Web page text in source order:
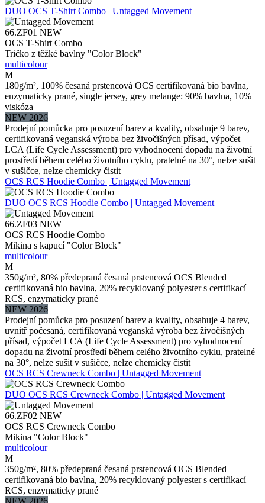
DUO OCS T-Shirt Combo | Untagged Movement
66.ZF01 NEW
OCS T-Shirt Combo
Tričko z těžké bavlny "Color Block"
multicolour
M
180g/m², 100% česaná prstencová OCS certifikovaná bio bavlna,
enzymaticky prané, single jersey, grey melange: 90% bavlna, 10%
viskóza
NEW 2026
Prodejní pomůcka pro posuzení barev a kvality, obsahuje 9 barev,
certifikovaná veganská výroba bez živočišných přísad, výpočet
LCA (Life Cycle Assessment) pro vyhodnocení dopadu na životní
prostředí během celého životního cyklu, pratelné na 30°, nelze sušit
v sušičce, nelze chemicky čistit
OCS RCS Hoodie Combo | Untagged Movement
DUO OCS RCS Hoodie Combo | Untagged Movement
66.ZF03 NEW
OCS RCS Hoodie Combo
Mikina s kapucí "Color Block"
multicolour
M
350g/m², 80% předepraná česaná prstencová OCS Blended
certifikovaná bio bavlna, 20% recyklovaný polyester s certifikací
RCS, enzymaticky prané
NEW 2026
Prodejní pomůcka pro posuzení barev a kvality, obsahuje 4 barev,
uvnitř počesaná, certifikovaná veganská výroba bez živočišných
přísad, výpočet LCA (Life Cycle Assessment) pro vyhodnocení
dopadu na životní prostředí během celého životního cyklu, pratelné
na 30°, nelze sušit v sušičce, nelze chemicky čistit
OCS RCS Crewneck Combo | Untagged Movement
DUO OCS RCS Crewneck Combo | Untagged Movement
66.ZF02 NEW
OCS RCS Crewneck Combo
Mikina "Color Block"
multicolour
M
350g/m², 80% předepraná česaná prstencová OCS Blended
certifikovaná bio bavlna, 20% recyklovaný polyester s certifikací
RCS, enzymaticky prané
NEW 2026